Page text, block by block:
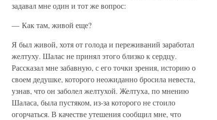
задавал мне один и тот же вопрос:
— Как там, живой еще?
Я был живой, хотя от голода и переживаний заработал
желтуху. Шалас не принял этого близко к сердцу.
Рассказал мне забавную, с его точки зрения, историю о
своем дедушке, которого неожиданно бросила невеста,
узнав, что он заболел желтухой. Желтуха, по мнению
Шаласа, была пустяком, из-за которого не стоило
огорчаться. В качестве утешения сообщил мне, что